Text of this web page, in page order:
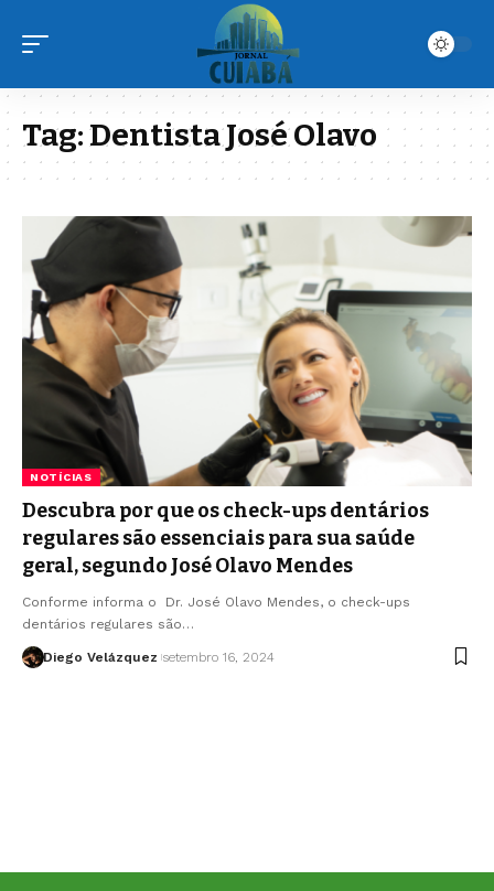
Tag:Dentista José Olavo
NOTÍCIAS
Descubra por que os check-ups dentários
regulares são essenciais para sua saúde
geral, segundo José Olavo Mendes
Conforme informa o Dr. José Olavo Mendes, o check-ups
dentários regulares são…
Diego Velázquez setembro 16, 2024